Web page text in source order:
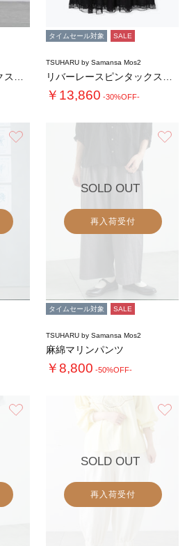
タイムセール対象 SALE
TSUHARU by Samansa Mos2
￥13,860 -30%OFF-
SOLD OUT
再入荷受付
タイムセール対象 SALE
TSUHARU by Samansa Mos2
麻綿マリンパンツ
￥8,800 -50%OFF-
SOLD OUT
再入荷受付